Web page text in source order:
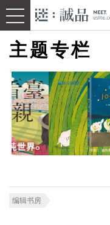
主题专栏
编辑书房